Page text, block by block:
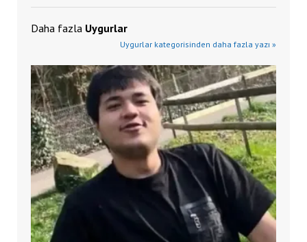
Daha fazla Uygurlar
Uygurlar kategorisinden daha fazla yazı »